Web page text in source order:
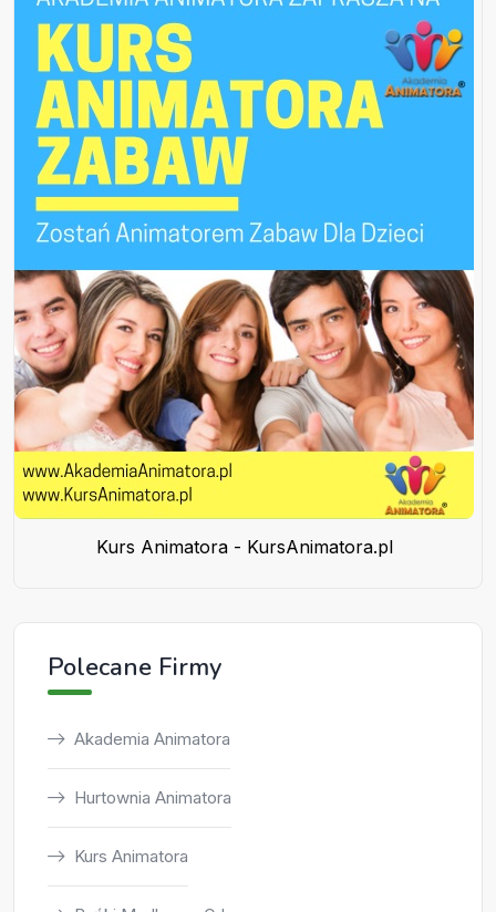
Kurs Animatora - KursAnimatora.pl
Polecane Firmy
Akademia Animatora
Hurtownia Animatora
Kurs Animatora